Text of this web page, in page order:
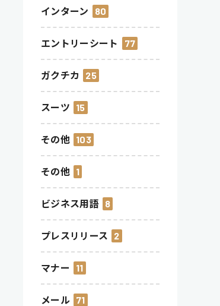
インターン 80
エントリーシート 77
ガクチカ 25
スーツ 15
その他 103
その他 1
ビジネス用語 8
プレスリリース 2
マナー 11
メール 71